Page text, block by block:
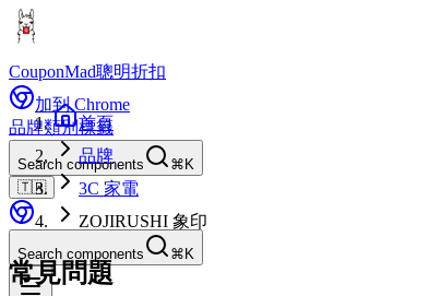
CouponMad聰明折扣
加到 Chrome
品牌類別標籤
Search components
⌘K
🇹🇼
Search components ⌘K
首頁
品牌
3C 家電
ZOJIRUSHI 象印
常見問題